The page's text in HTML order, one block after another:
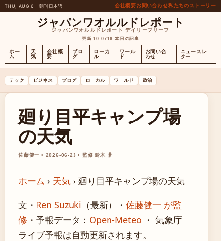
THU, AUG 6 朝刊日本語 会社概要お問い合わせ私たちのストーリー
ジャパンワオルルドレポート
ジャパンワオルルドレポート デイリーブリーフ
更新 10:0716 本日の記事
ホー
ム
天
気
会社概
要
ブロ
グ
ローカ
ル
ワール
ド
お問い合
わせ
ニュースレ
ター
テック ビジネス ブログ ローカル ワールド 政治
廻り目平キャンプ場
の天気
佐藤健一 • 2026-06-23 • 監修 鈴木 蒼
ホーム › 天気 › 廻り目平キャンプ場の天気
文・ Ren Suzuki （最新） ・ 佐藤健一 が監
修 ・ 予報データ： Open-Meteo ・ 気象庁
ライブ予報は自動更新されます。